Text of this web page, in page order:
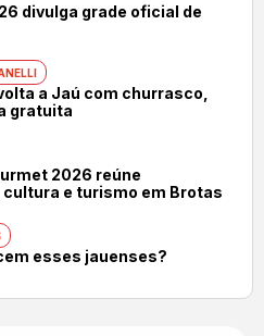
divulga grade oficial de
a Jaú com churrasco,
gratuita
2026 reúne
e turismo em Brotas
esses jauenses?